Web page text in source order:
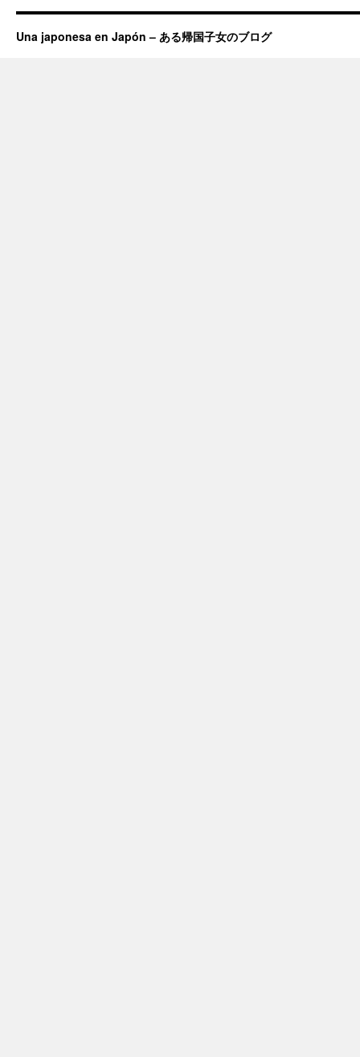
Una japonesa en Japón – ある帰国子女のブログ